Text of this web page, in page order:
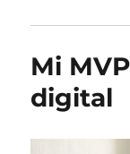
Mi
digital